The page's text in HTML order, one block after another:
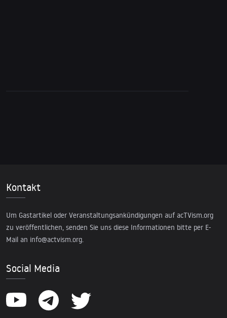
Kontakt
Um Gastartikel oder Veranstaltungsankündigungen auf acTVism.org
zu veröffentlichen, senden Sie uns diese Informationen bitte per E-
Mail an info@actvism.org.
Social Media